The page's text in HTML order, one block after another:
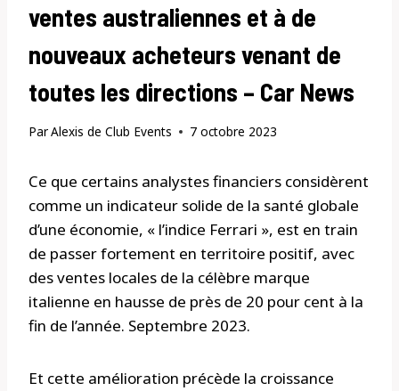
ventes australiennes et à de
nouveaux acheteurs venant de
toutes les directions – Car News
ParAlexis de Club Events 7 octobre 2023
Ce que certains analystes financiers considèrent
comme un indicateur solide de la santé globale
d’une économie, « l’indice Ferrari », est en train
de passer fortement en territoire positif, avec
des ventes locales de la célèbre marque
italienne en hausse de près de 20 pour cent à la
fin de l’année. Septembre 2023.
Et cette amélioration précède la croissance